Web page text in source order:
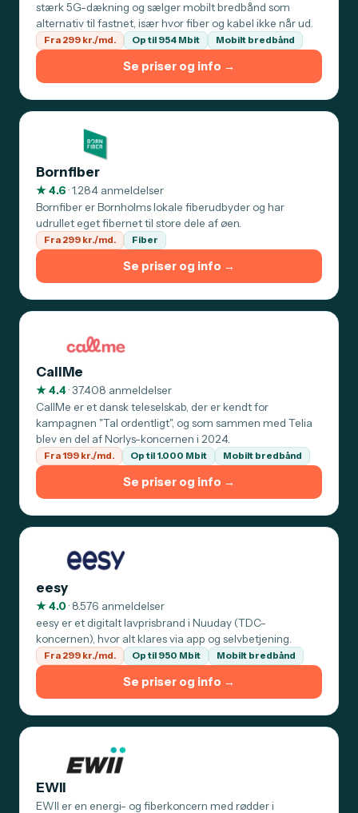
stærk 5G-dækning og sælger mobilt bredbånd som
alternativ til fastnet, især hvor fiber og kabel ikke når ud.
Fra 299 kr./md. Op til 954 Mbit Mobilt bredbånd
Se priser og info →
Bornfiber
★ 4.6· 1.284 anmeldelser
Bornfiber er Bornholms lokale fiberudbyder og har
udrullet eget fibernet til store dele af øen.
Fra 299 kr./md. Fiber
Se priser og info →
CallMe
★ 4.4· 37.408 anmeldelser
CallMe er et dansk teleselskab, der er kendt for
kampagnen "Tal ordentligt", og som sammen med Telia
blev en del af Norlys-koncernen i 2024.
Fra 199 kr./md. Op til 1.000 Mbit Mobilt bredbånd
Se priser og info →
eesy
★ 4.0· 8.576 anmeldelser
eesy er et digitalt lavprisbrand i Nuuday (TDC-
koncernen), hvor alt klares via app og selvbetjening.
Fra 299 kr./md. Op til 950 Mbit Mobilt bredbånd
Se priser og info →
EWII
EWII er en energi- og fiberkoncern med rødder i